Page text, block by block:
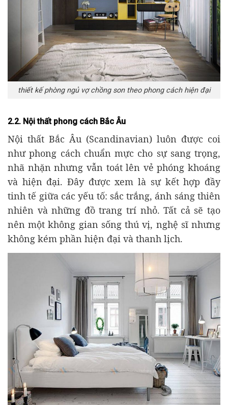
thiết kế phòng ngủ vợ chồng son theo phong cách hiện đại
2.2. Nội thất phong cách Bắc Âu
Nội thất Bắc Âu (Scandinavian) luôn được coi
như phong cách chuẩn mực cho sự sang trọng,
nhã nhặn nhưng vẫn toát lên vẻ phóng khoáng
và hiện đại. Đây được xem là sự kết hợp đầy
tinh tế giữa các yếu tố: sắc trắng, ánh sáng thiên
nhiên và những đồ trang trí nhỏ. Tất cả sẽ tạo
nên một không gian sống thú vị, nghệ sĩ nhưng
không kém phần hiện đại và thanh lịch.